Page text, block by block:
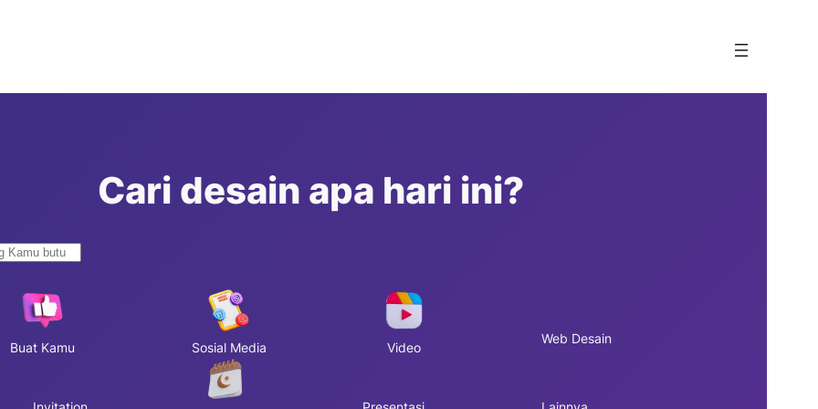
Cari desain apa hari ini?
Buat Kamu Sosial Media Video
Web Desain